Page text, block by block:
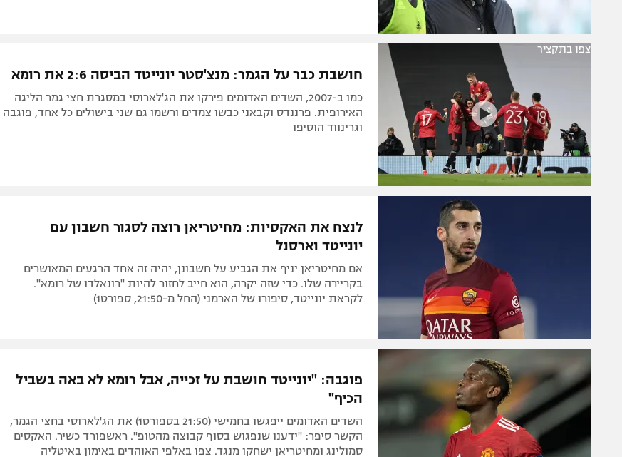
צפו בתקציר
חושבת כבר על הגמר: מנצ'סטר יונייטד הביסה 2:6 את רומא
כמו ב-2007, השדים האדומים פירקו את הג'לארוסי במסגרת חצי גמר הליגה
האירופית. פרננדס וקבאני כבשו צמדים ורשמו גם שני בישולים כל אחד, פוגבה
וגרינווד הוסיפו
לנצח את האקסיות: מחיטריאן רוצה לסגור חשבון עם
יונייטד וארסנל
אם מחיטריאן יניף את הגביע על חשבונן, יהיה זה אחד הרגעים המאושרים
בקריירה שלו. כדי שזה יקרה, הוא חייב לחזור להיות "רונאלדו של רומא".
לקראת יונייטד, סיפורו של הארמני (החל מ-21:50, ספורט1)
פוגבה: "יונייטד חושבת על זכייה, אבל רומא לא באה בשביל
הכיף"
השדים האדומים ייפגשו בחמישי (21:50 בספורט1) את הג'לארוסי בחצי הגמר,
הקשר סיפר: "ידענו שנפגוש בסוף קבוצה מהטופ". ראשפורד כשיר. האקסים
סמולינג ומחיטריאן ישחקו מנגד. צפו באלפי האוהדים באימון באיטליה